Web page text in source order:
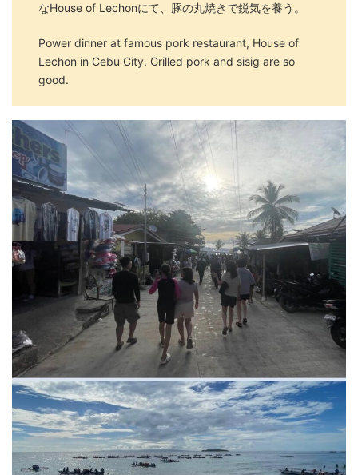
なHouse of Lechonにて、豚の丸焼きで鋭気を養う。
Power dinner at famous pork restaurant, House of
Lechon in Cebu City. Grilled pork and sisig are so
good.